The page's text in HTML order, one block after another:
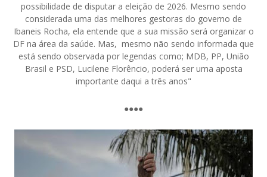
possibilidade de disputar a eleição de 2026. Mesmo sendo
considerada uma das melhores gestoras do governo de
Ibaneis Rocha, ela entende que a sua missão será organizar o
DF na área da saúde. Mas, mesmo não sendo informada que
está sendo observada por legendas como; MDB, PP, União
Brasil e PSD, Lucilene Florêncio, poderá ser uma aposta
importante daqui a três anos"
●●●●